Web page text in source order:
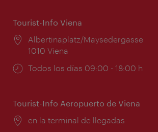
Tourist-Info Viena
Lugar:
Albertinaplatz/Maysedergasse
1010 Viena
Horarios
Todos los días 09:00 - 18:00 h
Tourist-Info Aeropuerto de Viena
Lugar:
en la terminal de llegadas